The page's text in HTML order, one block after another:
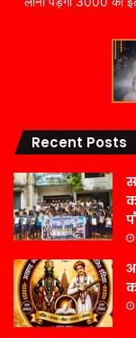
Recent Posts